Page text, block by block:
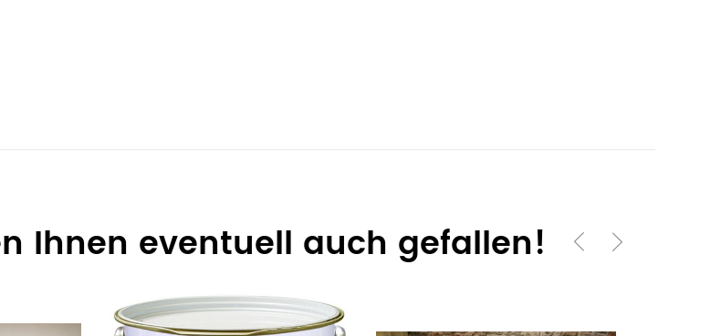
Ihnen eventuell auch gefallen!